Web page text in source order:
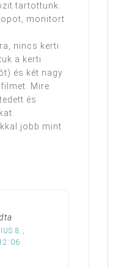
tartottunk.
monitort
nincs kerti
a kerti
és két nagy
Mire
és
jobb mint
8.,